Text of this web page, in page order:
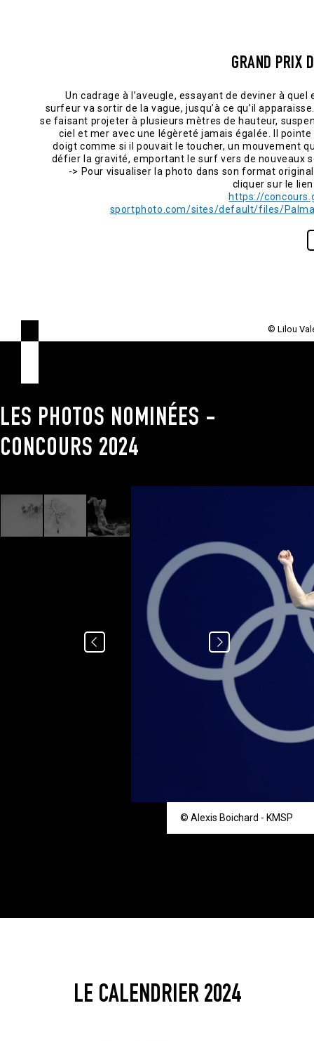
:
GRAND PRIX
Un cadrage à l’aveugle, essayant de deviner à quel
surfeur va sortir de la vague, jusqu’à ce qu’il
se faisant projeter à plusieurs mètres de hauteur,
ciel et mer avec une légèreté jamais égalée. Il pointe
doigt comme si il pouvait le toucher, un mouvement
défier la gravité, emportant le surf vers de nouveaux
-> Pour visualiser la photo dans son format
cliquer sur le
https://
sportphoto.com/sites/default/files/
© Lilou
LES PHOTOS NOMINÉES -
CONCOURS 2024
© Alexis Boichard - KMSP
LE CALENDRIER 2024